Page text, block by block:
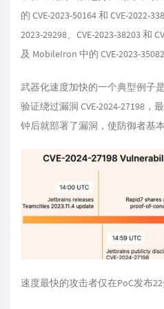
的 CVE-2023-50164 和 CVE-2022-
2023-29298、CVE-2023-38203 和
及 MobileIron 中的 CVE-2023-35082
武器化速度加快的一个典型例子
验证绕过漏洞 CVE-2024-27198，
钟后就部署了漏洞，使防御者基
速度最快的攻击者仅在PoC发布